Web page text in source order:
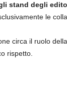
stand degli
le
circa il ruolo
rispetto.